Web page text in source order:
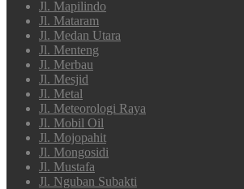
Jl. Mapilindo
Jl. Mataram
Jl. Medan Utara
Jl. Menteng
Jl. Merbau
Jl. Mesjid
Jl. Metal
Jl. Meteorologi Raya
Jl. Mobil Oil
Jl. Mojopahit
Jl. Mongosidi
Jl. Mustafa
Jl. Nguban Subakti